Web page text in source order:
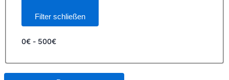
Filter schließen
0€ - 500€